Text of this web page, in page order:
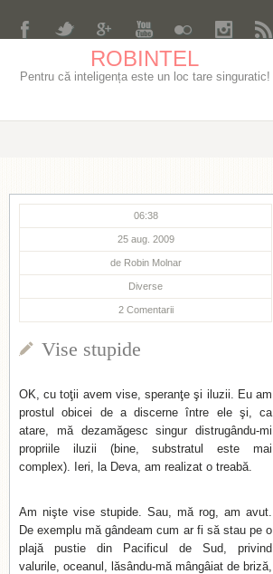
ROBINTEL
Pentru că inteligența este un loc tare singuratic!
06:38
25 aug. 2009
de Robin Molnar
Diverse
2 Comentarii
Vise stupide
OK, cu toţii avem vise, speranţe şi iluzii. Eu am
prostul obicei de a discerne între ele şi, ca
atare, mă dezamăgesc singur distrugându-mi
propriile iluzii (bine, substratul este mai
complex). Ieri, la Deva, am realizat o treabă.
Am nişte vise stupide. Sau, mă rog, am avut.
De exemplu mă gândeam cum ar fi să stau pe o
plajă pustie din Pacificul de Sud, privind
valurile, oceanul, lăsându-mă mângâiat de briză,